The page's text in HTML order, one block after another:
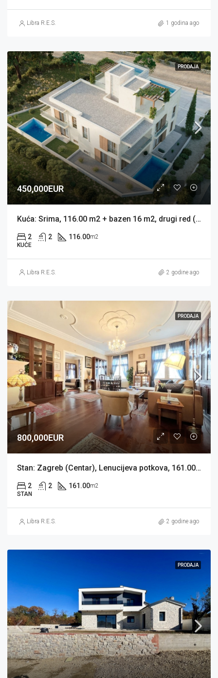
Libra R.E.S. 1 godina ago
PRODAJA
450,000EUR
Kuća: Srima, 116.00 m2 + bazen 16 m2, drugi red (prodaja)
2 2 116.00m2
KUĆE
Libra R.E.S. 2 godine ago
PRODAJA
800,000EUR
Stan: Zagreb (Centar), Lenucijeva potkova, 161.00 m2 + 60 m2 spremišta (prodaja)
2 2 161.00m2
STAN
Libra R.E.S. 2 godine ago
PRODAJA